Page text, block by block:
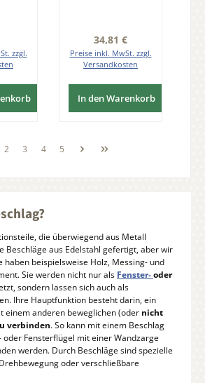
Preis:
zzgl.
Regulärer Preis:
34,81 €
Preise inkl. MwSt. zzgl.
Versandkosten
In den Warenkorb
Seite
2 Seite
3 Seite
4 Seite
5
die überwiegend aus Metall
Beschläge aus Edelstahl gefertigt, aber wir
haben beispielsweise Holz, Messing- und
Sie werden nicht nur als Fenster-oder
sondern lassen sich auch als
Ihre Hauptfunktion besteht darin, ein
einem anderen beweglichen (oder nicht
verbinden. So kann mit einem Beschlag
oder Fensterflügel mit einer Wandzarge
werden. Durch Beschläge sind spezielle
oder verschließbare